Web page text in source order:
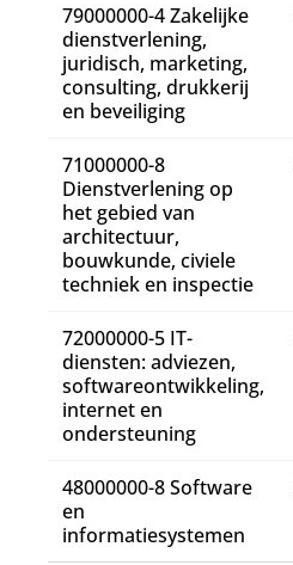
79000000-4 Zakelijke
dienstverlening,
juridisch, marketing,
consulting, drukkerij
en beveiliging
71000000-8
Dienstverlening op
het gebied van
architectuur,
bouwkunde, civiele
techniek en inspectie
72000000-5 IT-
diensten: adviezen,
softwareontwikkeling,
internet en
ondersteuning
48000000-8 Software
en
informatiesystemen